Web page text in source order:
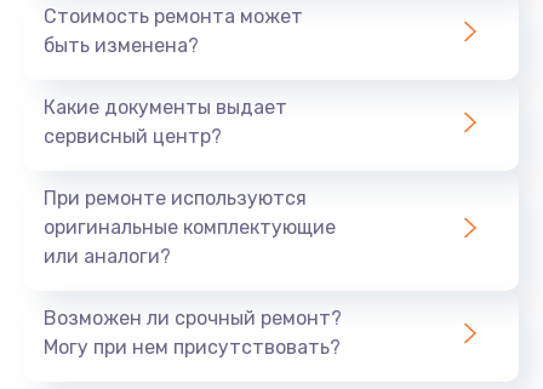
Стоимость ремонта может
быть изменена?
Какие документы выдает
сервисный центр?
При ремонте используются
оригинальные комплектующие
или аналоги?
Возможен ли срочный ремонт?
Могу при нем присутствовать?